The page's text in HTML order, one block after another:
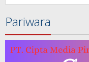
Pariwara